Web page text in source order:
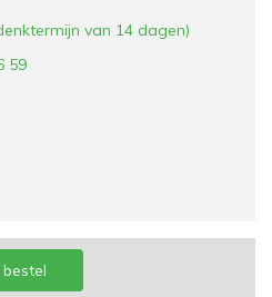
van 14 dagen)
59
bestel